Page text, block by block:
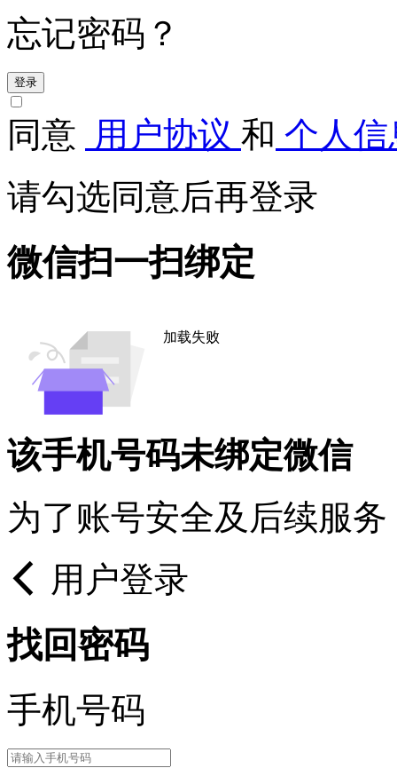
忘记密码？
登录
同意 用户协议 和 个人
请勾选同意后再登录
微信扫一扫绑定
加载失败
该手机号码未绑定微信
为了账号安全及后续服
用户登录
找回密码
手机号码